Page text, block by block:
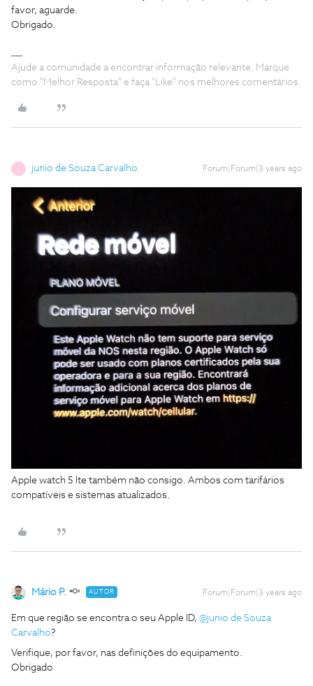
favor, aguarde.
Obrigado.
Ajude a comunidade a encontrar informação relevante. Marque
como "Melhor Resposta" e faça "Like" nos melhores comentários.
J junio de Souza Carvalho Forum|Forum|3 years ago
Apple watch 5 lte também não consigo. Ambos com tarifários
compatíveis e sistemas atualizados.
Mário P. AUTOR Forum|Forum|3 years ago
Em que região se encontra o seu Apple ID, @junio de Souza
Carvalho?
Verifique, por favor, nas definições do equipamento.
Obrigado